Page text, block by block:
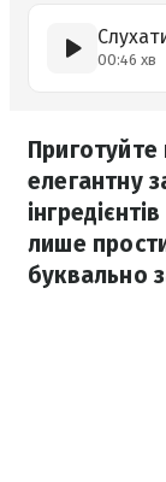
00:46 хв
Приготуйте
елегантну
лише
буквально